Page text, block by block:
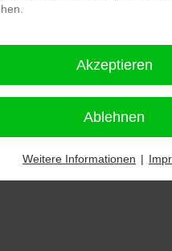
Akzeptieren
Ablehnen
Weitere Informationen |